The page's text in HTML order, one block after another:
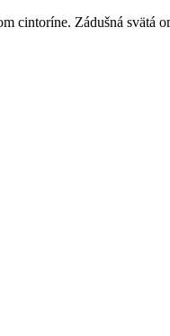
cintoríne. Zádušná svätá